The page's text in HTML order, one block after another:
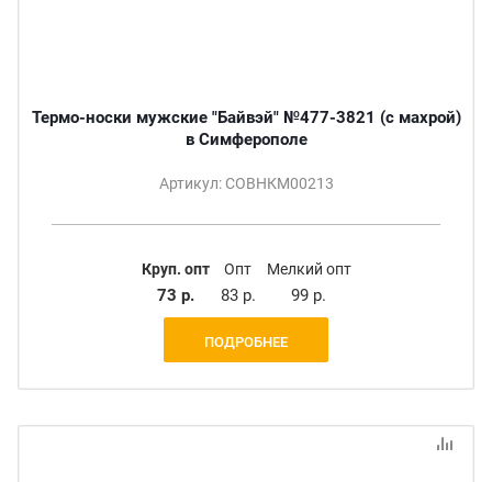
Термо-носки мужские "Байвэй" №477-3821 (с махрой)
в Симферополе
Артикул: СОВНКМ00213
Круп. опт
73 р.
Опт
83 р.
Мелкий опт
99 р.
ПОДРОБНЕЕ